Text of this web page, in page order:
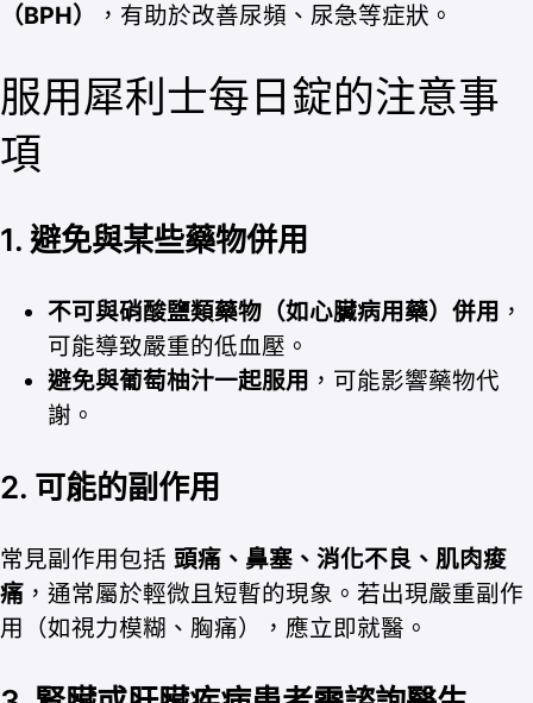
（BPH）
，有助於改善尿頻、尿急等症狀。
服用犀利士每日錠的注意事
項
1. 避免與某些藥物併用
不可與硝酸鹽類藥物（如心臟病用藥）併用 ，
可能導致嚴重的低血壓。
避免與葡萄柚汁一起服用 ，可能影響藥物代
謝。
2. 可能的副作用
常見副作用包括 頭痛、鼻塞、消化不良、肌肉痠
痛 ，通常屬於輕微且短暫的現象。若出現嚴重副作
用（如視力模糊、胸痛），應立即就醫。